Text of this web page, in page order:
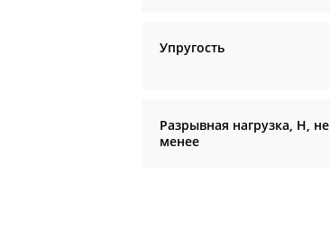
Упругость
Разрывная нагрузка, Н, не
менее